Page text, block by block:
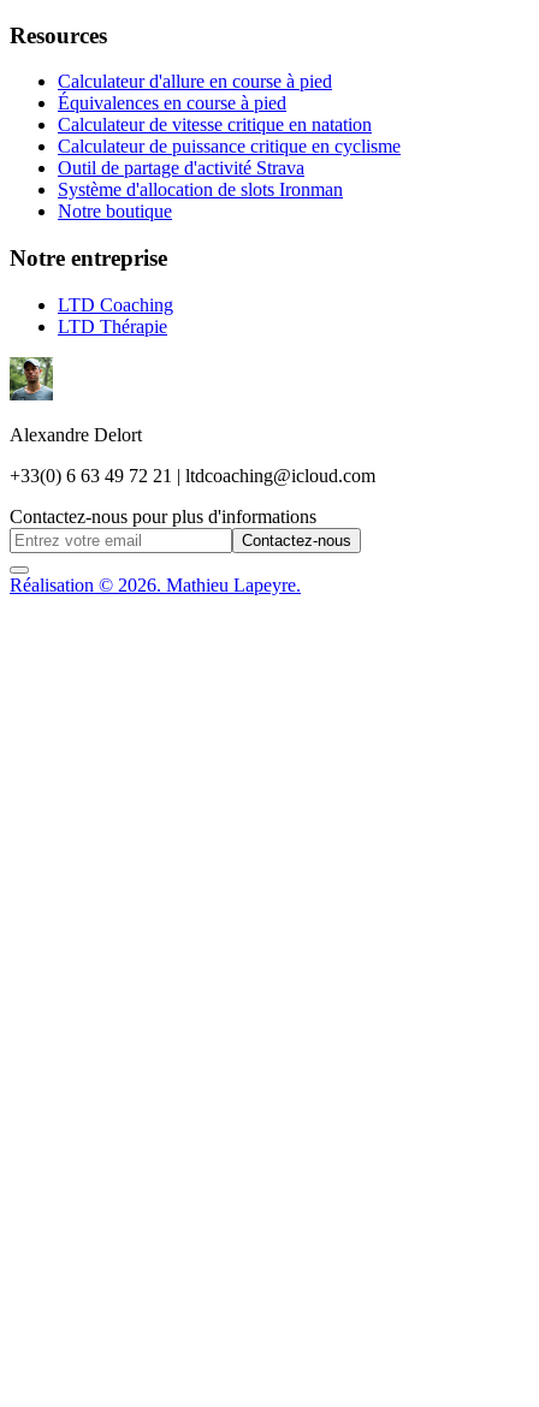
Resources
Calculateur d'allure en course à pied
Équivalences en course à pied
Calculateur de vitesse critique en natation
Calculateur de puissance critique en cyclisme
Outil de partage d'activité Strava
Système d'allocation de slots Ironman
Notre boutique
Notre entreprise
LTD Coaching
LTD Thérapie
Alexandre Delort
+33(0) 6 63 49 72 21 | ltdcoaching@icloud.com
Contactez-nous pour plus d'informations
Contactez-nous
Réalisation © 2026. Mathieu Lapeyre.